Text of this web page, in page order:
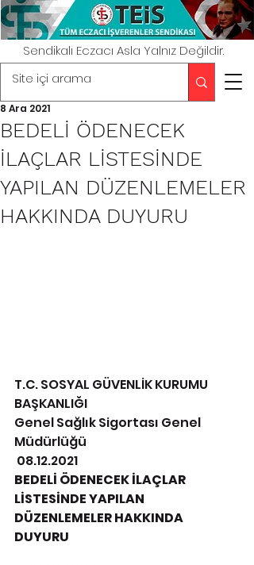
Sendikalı Eczacı Asla Yalnız Değildir.
BEDELİ ÖDENECEK
İLAÇLAR LİSTESİNDE
YAPILAN DÜZENLEMELER
HAKKINDA DUYURU
8 Ara 2021
T.C. SOSYAL GÜVENLİK KURUMU
BAŞKANLIĞI
Genel Sağlık Sigortası Genel
Müdürlüğü
08.12.2021
BEDELİ ÖDENECEK İLAÇLAR
LİSTESİNDE YAPILAN
DÜZENLEMELER HAKKINDA
DUYURU